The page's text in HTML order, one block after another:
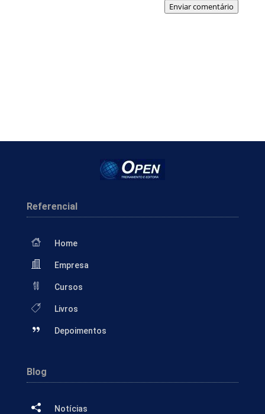
Enviar comentário
Referencial
Home
Empresa
Cursos
Livros
Depoimentos
Blog
Notícias